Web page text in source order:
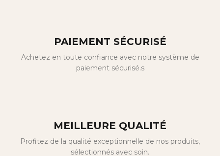
PAIEMENT SÉCURISÉ
Achetez en toute confiance avec notre système de
paiement sécurisé.s
MEILLEURE QUALITÉ
Profitez de la qualité exceptionnelle de nos produits,
sélectionnés avec soin.